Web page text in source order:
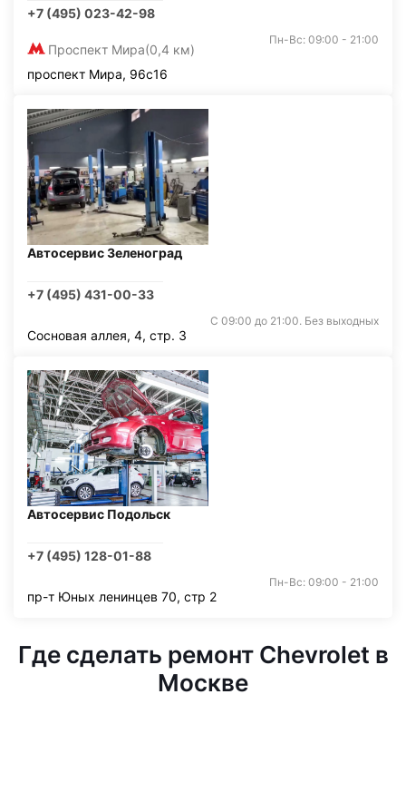
+7 (495) 023-42-98
Проспект Мира(0,4 км)
Пн-Вс: 09:00 - 21:00
проспект Мира, 96с16
Автосервис Зеленоград
+7 (495) 431-00-33
С 09:00 до 21:00. Без выходных
Сосновая аллея, 4, стр. 3
Автосервис Подольск
+7 (495) 128-01-88
Пн-Вс: 09:00 - 21:00
пр-т Юных ленинцев 70, стр 2
Где сделать ремонт Chevrolet в
Москве